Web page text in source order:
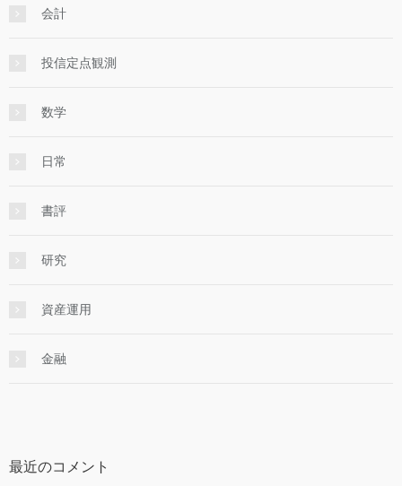
会計
投信定点観測
数学
日常
書評
研究
資産運用
金融
最近のコメント